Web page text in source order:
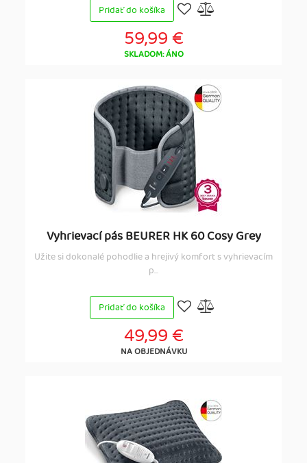
Pridať do košíka
59,99 €
SKLADOM: ÁNO
Vyhrievací pás BEURER HK 60 Cosy Grey
Užite si dokonalé pohodlie a hrejivý komfort s vyhrievacím
p...
Pridať do košíka
49,99 €
NA OBJEDNÁVKU